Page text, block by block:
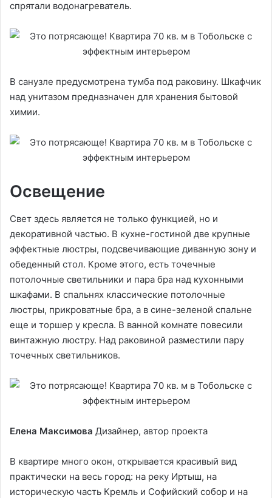
спрятали водонагреватель.
В санузле предусмотрена тумба под раковину. Шкафчик
над унитазом предназначен для хранения бытовой
химии.
Освещение
Свет здесь является не только функцией, но и
декоративной частью. В кухне-гостиной две крупные
эффектные люстры, подсвечивающие диванную зону и
обеденный стол. Кроме этого, есть точечные
потолочные светильники и пара бра над кухонными
шкафами. В спальнях классические потолочные
люстры, прикроватные бра, а в сине-зеленой спальне
еще и торшер у кресла. В ванной комнате повесили
винтажную люстру. Над раковиной разместили пару
точечных светильников.
Елена Максимова Дизайнер, автор проекта
В квартире много окон, открывается красивый вид
практически на весь город: на реку Иртыш, на
историческую часть Кремль и Софийский собор и на